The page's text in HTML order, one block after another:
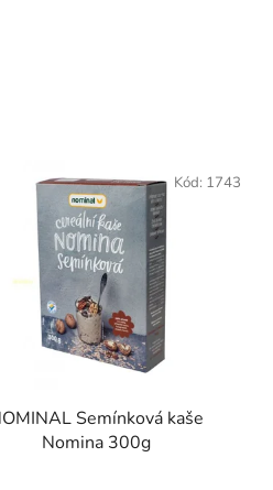
Semínková kaše
Nomina 300g
Kód: 1743